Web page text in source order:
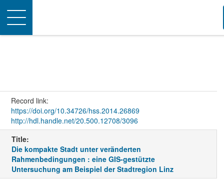
Toggle
navigation
Record link:
https://doi.org/10.34726/hss.2014.26869
http://hdl.handle.net/20.500.12708/3096
Title:
Die kompakte Stadt unter veränderten
Rahmenbedingungen : eine GIS-gestützte
Untersuchung am Beispiel der Stadtregion Linz